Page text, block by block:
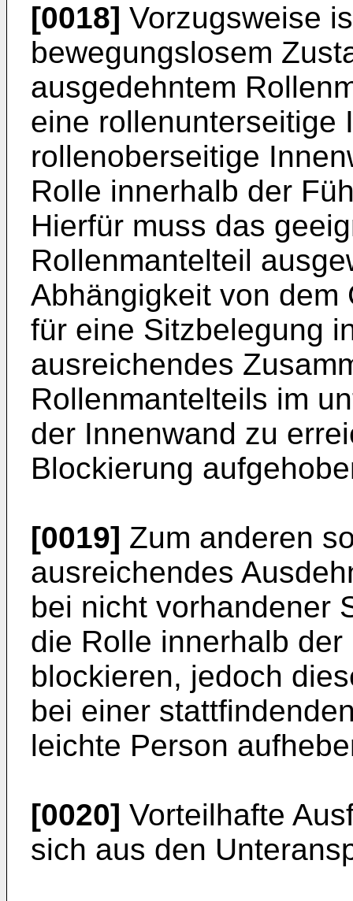
[0018] Vorzugsweise
bewegungslosem
ausgedehntem
eine rollenunterseitige
rollenoberseitige
Rolle innerhalb der
Hierfür muss das
Rollenmantelteil
Abhängigkeit von dem
für eine Sitzbelegung
ausreichendes
Rollenmantelteils im
der Innenwand zu
Blockierung
[0019] Zum anderen
ausreichendes
bei nicht vorhandener
die Rolle innerhalb
blockieren, jedoch
bei einer
leichte Person
[0020] Vorteilhafte
sich aus den